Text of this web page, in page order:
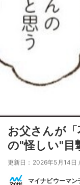
お父さんが
の"怪しい"目
更新日：2026年5月14日 /
マイナビウーマン